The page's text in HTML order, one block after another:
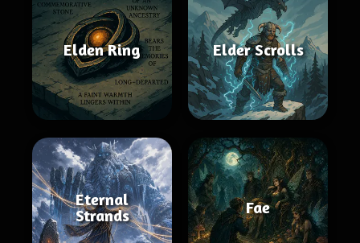
Elden Ring Elder Scrolls
Eternal
Strands
Fae